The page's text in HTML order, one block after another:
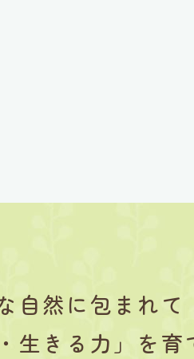
自然に包まれて
生きる力」を育